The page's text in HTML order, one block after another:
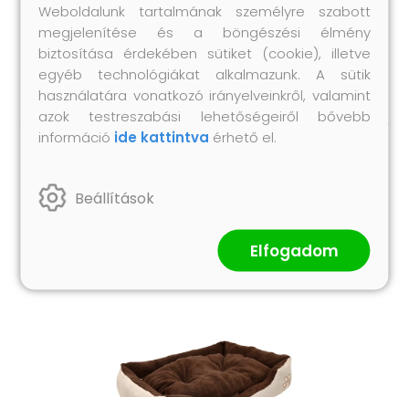
Alkalmas kistestű kutyák és háziállatok
számára
Összeszerelést igényel: igen
Weboldalunk tartalmának személyre szabott
megjelenítése és a böngészési élmény
biztosítása érdekében sütiket (cookie), illetve
egyéb technológiákat alkalmazunk. A sütik
használatára vonatkozó irányelveinkről, valamint
azok testreszabási lehetőségeiről bővebb
információ ide kattintva érhető el.
Beállítások
Elfogadom